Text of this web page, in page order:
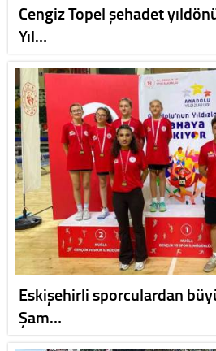
Cengiz Topel şehadet
Yıl…
Eskişehirli sporculardan
Şam…